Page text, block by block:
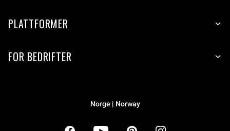
PLATTFORMER
FOR BEDRIFTER
Norge | Norway